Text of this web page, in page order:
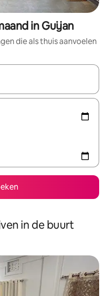
in Guijan
die als thuis aanvoelen
zijn, maak je een keuze
in de buurt